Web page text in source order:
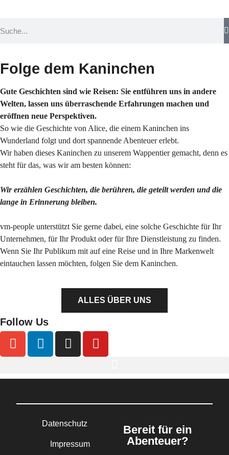
Folge dem Kaninchen
Gute Geschichten sind wie Reisen: Sie entführen uns in andere
Welten, lassen uns überraschende Erfahrungen machen und
eröffnen neue Perspektiven.
So wie die Geschichte von Alice, die einem Kaninchen ins
Wunderland folgt und dort spannende Abenteuer erlebt.
Wir haben dieses Kaninchen zu unserem Wappentier gemacht, denn es
steht für das, was wir am besten können:
Wir erzählen Geschichten, die berühren, die geteilt werden und die
lange in Erinnerung bleiben.
vm-people unterstützt Sie gerne dabei, eine solche Geschichte für Ihr
Unternehmen, für Ihr Produkt oder für Ihre Dienstleistung zu finden.
Wenn Sie Ihr Publikum mit auf eine Reise und in Ihre Markenwelt
eintauchen lassen möchten, folgen Sie dem Kaninchen.
ALLES ÜBER UNS
Follow Us
Datenschutz
Impressum
Bereit für ein
Abenteuer?